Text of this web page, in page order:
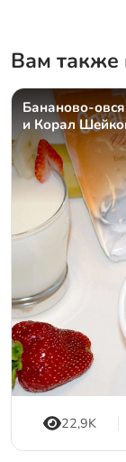
Вам также
Бананово-
и Корал
22,9K